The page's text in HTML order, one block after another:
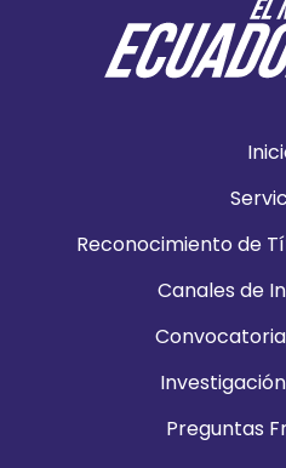
Reconocimiento de
Canales de
Preguntas